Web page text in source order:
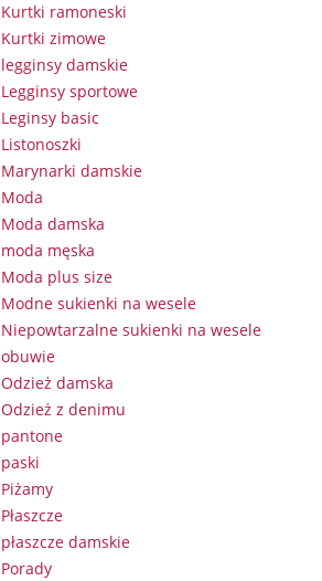
Kurtki ramoneski
Kurtki zimowe
legginsy damskie
Legginsy sportowe
Leginsy basic
Listonoszki
Marynarki damskie
Moda
Moda damska
moda męska
Moda plus size
Modne sukienki na wesele
Niepowtarzalne sukienki na wesele
obuwie
Odzież damska
Odzież z denimu
pantone
paski
Piżamy
Płaszcze
płaszcze damskie
Porady